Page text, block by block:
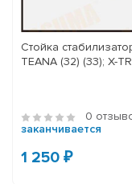
Стойка
TEANA (32) (33); X-
0
заканчивается
1 250 ₽